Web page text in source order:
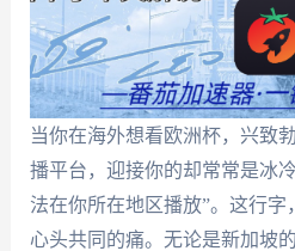
当你在海外想看欧洲杯，兴致
播平台，迎接你的却常常是冰
法在你所在地区播放”。这行
心头共同的痛。无论是新加坡